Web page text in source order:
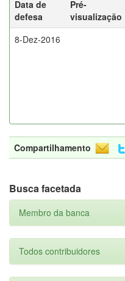
Data de
defesa
Pré-
visualização
8-Dez-2016
Compartilhamento
Busca facetada
Membro da banca
Todos contribuidores